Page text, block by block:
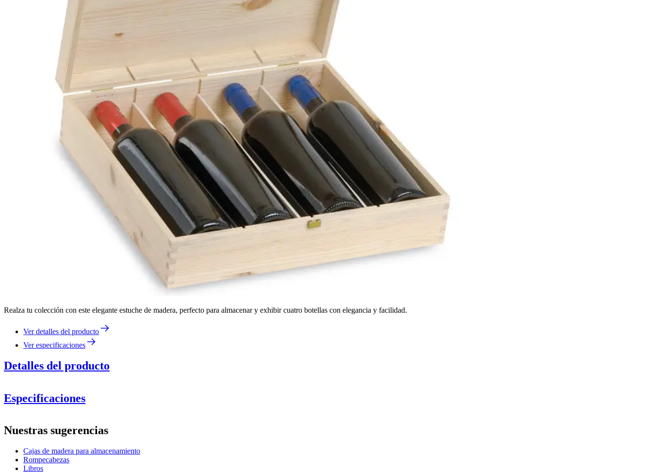
Realza tu colección con este elegante estuche de madera, perfecto para almacenar y exhibir cuatro botellas con elegancia y facilidad.
Ver detalles del producto
Ver especificaciones
Detalles del producto
Especificaciones
Número de productoIM619
Dimensiones (AnxAlxP cm)
Peso (kg)
Nuestras sugerencias
Cajas de madera para almacenamiento
Rompecabezas
Libros